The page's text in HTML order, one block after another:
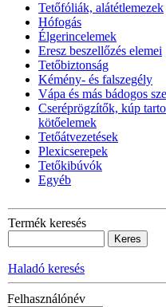
Tetőfóliák, alátétlemezek
Hófogás
Élgerincelemek
Eresz beszellőzés elemei
Tetőbiztonság
Kémény- és falszegély
Vápa és más bádogos
Cseréprögzítők, kúp
kötőelemek
Tetőátvezetések
Plexicserepek
Tetőkibúvók
Egyéb
Termék keresés
Haladó keresés
Felhasználónév